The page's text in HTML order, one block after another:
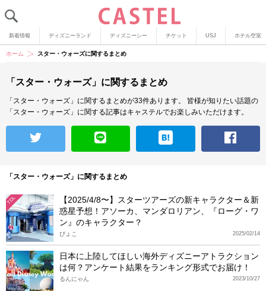
新着情報 ディズニーランド ディズニーシー チケット USJ ホテル空室
ホーム スター・ウォーズに関するまとめ
「スター・ウォーズ」に関するまとめ
「スター・ウォーズ」に関するまとめが33件あります。
皆様が知りたい話題の
「スター・ウォーズ」に関する記事はキャステルでお楽しみいただけます。
「スター・ウォーズ」に関するまとめ
TDL
【2025/4/8〜】スターツアーズの新キャラクター＆新
惑星予想！アソーカ、マンダロリアン、『ローグ・ワ
ン』のキャラクター？
2025/02/14
ぴょこ
日本に上陸してほしい海外ディズニーアトラクション
は何？アンケート結果をランキング形式でお届け！
2023/10/27
るんにゃん